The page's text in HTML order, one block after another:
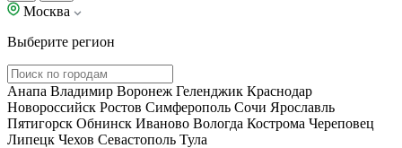
Москва
Выберите регион
Анапа Владимир Воронеж Геленджик Краснодар
Новороссийск Ростов Симферополь Сочи Ярославль
Пятигорск Обнинск Иваново Вологда Кострома Череповец
Липецк Чехов Севастополь Тула